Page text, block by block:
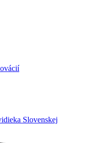
Slovenskej